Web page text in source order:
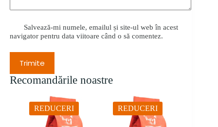
Salvează-mi numele, emailul și site-ul web în acest
navigator pentru data viitoare când o să comentez.
Trimite
Recomandările noastre
REDUCERI REDUCERI